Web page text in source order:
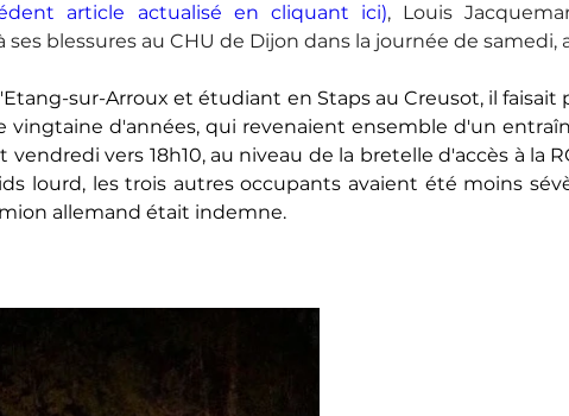
article actualisé en cliquant ici), Louis
ses blessures au CHU de Dijon dans la journée de
sur-Arroux et étudiant en Staps au Creusot, il
vingtaine d'années, qui revenaient ensemble d'un
vendredi vers 18h10, au niveau de la bretelle d'accès à la
lourd, les trois autres occupants avaient été moins
allemand était indemne.